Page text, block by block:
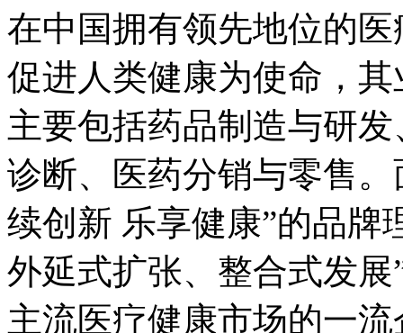
在中国拥有领先地位的
促进人类健康为使命，
主要包括药品制造与研
诊断、医药分销与零售
续创新 乐享健康”的品牌
外延式扩张、整合式发
主流医疗健康市场的一